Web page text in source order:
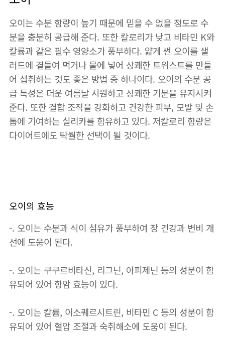
오이는 수분 함량이 높기 때문에 믿을 수 없을 정도로 수
분을 충분히 공급해 준다. 또한 칼로리가 낮고 비타민 K와
칼륨과 같은 필수 영양소가 풍부하다. 얇게 썬 오이를 샐
러드에 곁들여 먹거나 물에 넣어 상쾌한 트위스트를 만들
어 섭취하는 것도 좋은 방법 중 하나이다. 오이의 수분 공
급 특성은 더운 여름날 시원하고 상쾌한 기분을 유지시켜
준다. 또한 결합 조직을 강화하고 건강한 피부, 모발 및 손
톱에 기여하는 실리카를 함유하고 있다. 저칼로리 함량은
다이어트에도 탁월한 선택이 될 것이다.
오이의 효능
-. 오이는 수분과 식이 섬유가 풍부하여 장 건강과 변비 개
선에 도움이 된다.
-. 오이는 쿠쿠르비타신, 리그닌, 아피제닌 등의 성분이 함
유되어 있어 항암 효능이 있다.
-. 오이는 칼륨, 이소퀘르시트린, 비타민 C 등의 성분이 함
유되어 있어 혈압 조절과 숙취해소에 도움이 된다.